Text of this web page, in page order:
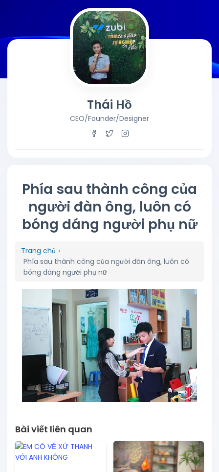
Thái Hồ
CEO/Founder/Designer
Phía sau thành công của
người đàn ông, luôn có
bóng dáng người phụ nữ
Trang chủ ›
Phía sau thành công của người đàn ông, luôn có
bóng dáng người phụ nữ
Bài viết liên quan